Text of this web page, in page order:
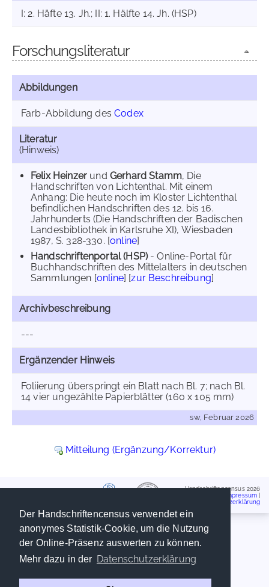
Der Handschriftencensus verwendet ein
anonymes Statistik-Cookie, um die Nutzung
der Online-Präsenz auswerten zu können.
Mehr dazu in der Datenschutzerklärung
I: 2. Häfte 13. Jh.; II: 1. Hälfte 14. Jh. (HSP)
Forschungsliteratur
Abbildungen
Farb-Abbildung desCodex
Literatur
(Hinweis)
Felix Heinzer und Gerhard Stamm, Die
Handschriften von Lichtenthal. Mit einem
Anhang: Die heute noch im Kloster Lichtenthal
befindlichen Handschriften des 12. bis 16.
Jahrhunderts (Die Handschriften der Badischen
Landesbibliothek in Karlsruhe XI), Wiesbaden
1987, S. 328-330. [online]
Handschriftenportal (HSP)- Online-Portal für
Buchhandschriften des Mittelalters in deutschen
Sammlungen [online] [zur Beschreibung]
Archivbeschreibung
---
Ergänzender Hinweis
Foliierung überspringt ein Blatt nach Bl. 7; nach Bl.
14 vier ungezählte Papierblätter (160 x 105 mm)
sw, Februar 2026
Mitteilung (Ergänzung/Korrektur)
Handschriftencensus 2026
Impressum
Datenschutzerklärung